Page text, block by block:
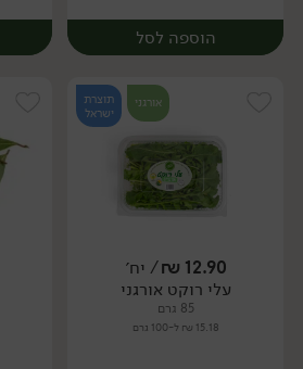
הוספה לסל
יח׳
אורגני
תוצרת
ישראל
12.90
₪/ יח׳
עלי רוקט אורגני
85 גרם
15.18 ₪ ל-100 גרם